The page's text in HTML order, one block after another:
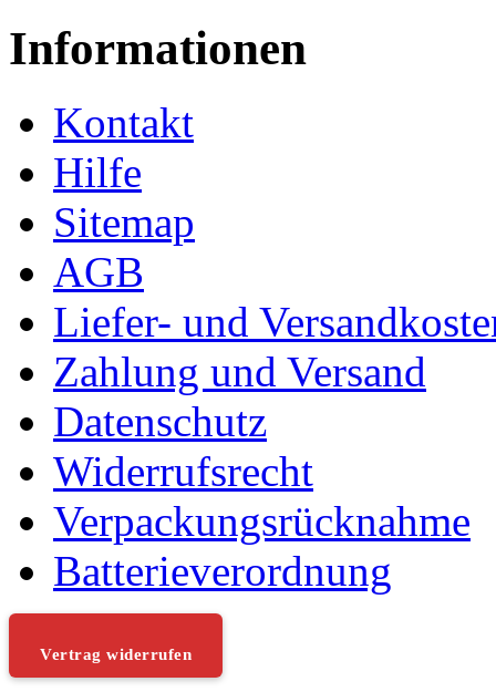
Informationen
Kontakt
Hilfe
Sitemap
AGB
Liefer- und
Zahlung und Versand
Datenschutz
Widerrufsrecht
Verpackungsrücknahme
Batterieverordnung
Vertrag widerrufen